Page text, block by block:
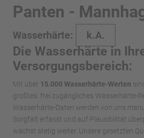
Panten -
Wasserhärte: k.A.
Die Wasserhärte in
Versorgungsbereich:
Mit über 15.000 Wasserhärte-Werten
größtes, frei zugängliches Wasserhärte-
Wasserhärte-Daten werden von uns
Sorgfalt erfasst und auf Plausibilität
wächst stetig weiter. Unsere gesetzten